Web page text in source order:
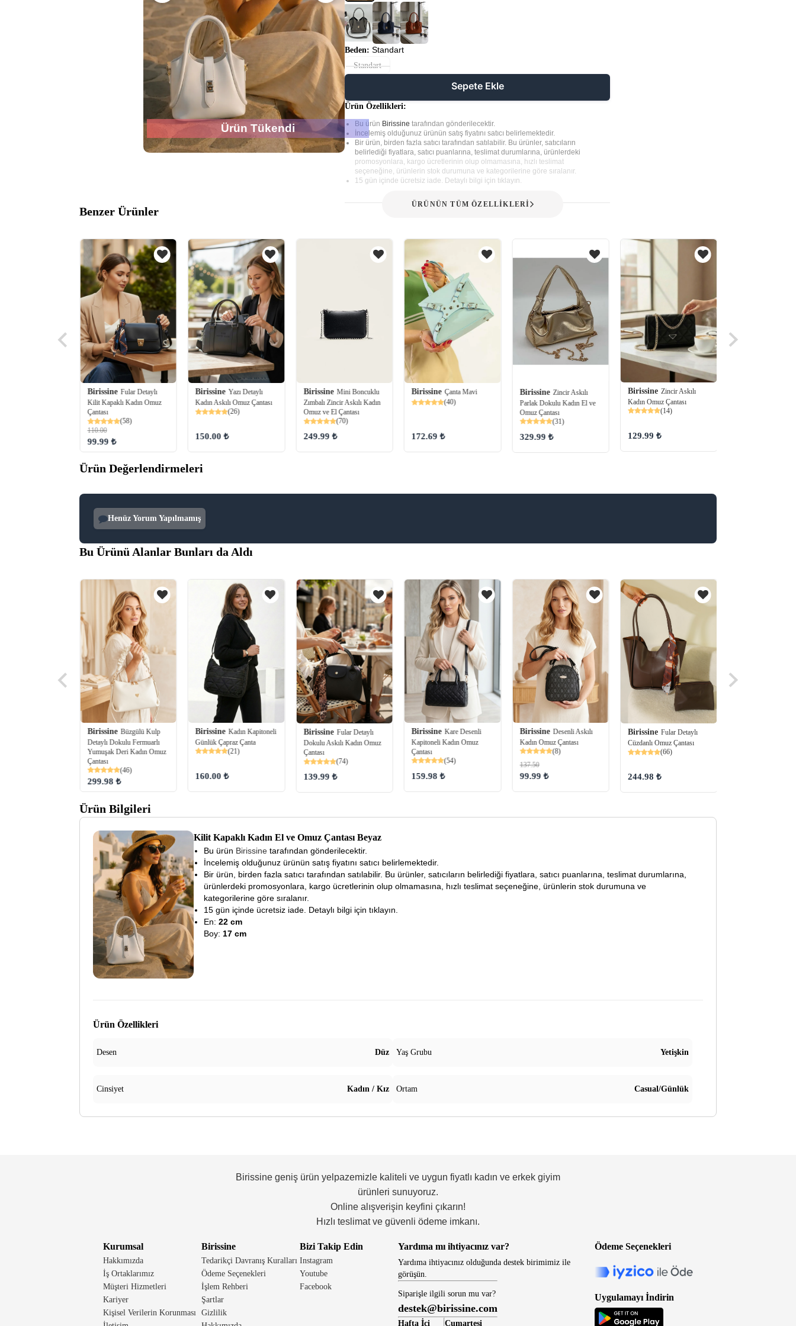
Ürün Tükendi
Beden: Standart
Standart
Sepete Ekle
Ürün Özellikleri:
Bu ürün Birissinetarafından gönderilecektir.
İncelemiş olduğunuz ürünün satış fiyatını satıcı belirlemektedir.
Bir ürün, birden fazla satıcı tarafından satılabilir. Bu ürünler, satıcıların
belirlediği fiyatlara, satıcı puanlarına, teslimat durumlarına, ürünlerdeki
promosyonlara, kargo ücretlerinin olup olmamasına, hızlı teslimat
seçeneğine, ürünlerin stok durumuna ve kategorilerine göre sıralanır.
15 gün içinde ücretsiz iade. Detaylı bilgi için tıklayın.
ÜRÜNÜN TÜM ÖZELLİKLERİ
Benzer Ürünler
Birissine Fular Detaylı
Kilit Kapaklı Kadın Omuz
Çantası
(58)
110.00
99.99 ₺
Birissine Yazı Detaylı
Kadın Askılı Omuz Çantası
(26)
150.00 ₺
Birissine Mini Boncuklu
Zımbalı Zincir Askılı Kadın
Omuz ve El Çantası
(70)
249.99 ₺
Birissine Çanta Mavi
(40)
172.69 ₺
Birissine Zincir Askılı
Parlak Dokulu Kadın El ve
Omuz Çantası
(31)
329.99 ₺
Birissine Zincir Askılı
Kadın Omuz Çantası
(14)
129.99 ₺
Ürün Değerlendirmeleri
Henüz Yorum Yapılmamış
Bu Ürünü Alanlar Bunları da Aldı
Birissine Büzgülü Kulp
Detaylı Dokulu Fermuarlı
Yumuşak Deri Kadın Omuz
Çantası
(46)
299.98 ₺
Birissine Kadın Kapitoneli
Günlük Çapraz Çanta
(21)
160.00 ₺
Birissine Fular Detaylı
Dokulu Askılı Kadın Omuz
Çantası
(74)
139.99 ₺
Birissine Kare Desenli
Kapitoneli Kadın Omuz
Çantası
(54)
159.98 ₺
Birissine Desenli Askılı
Kadın Omuz Çantası
(8)
137.50
99.99 ₺
Birissine Fular Detaylı
Cüzdanlı Omuz Çantası
(66)
244.98 ₺
Ürün Bilgileri
Kilit Kapaklı Kadın El ve Omuz Çantası Beyaz
Bu ürün Birissinetarafından gönderilecektir.
İncelemiş olduğunuz ürünün satış fiyatını satıcı belirlemektedir.
Bir ürün, birden fazla satıcı tarafından satılabilir. Bu ürünler, satıcıların belirlediği fiyatlara, satıcı puanlarına, teslimat durumlarına,
ürünlerdeki promosyonlara, kargo ücretlerinin olup olmamasına, hızlı teslimat seçeneğine, ürünlerin stok durumuna ve
kategorilerine göre sıralanır.
15 gün içinde ücretsiz iade. Detaylı bilgi için tıklayın.
En:22 cm
Boy: 17 cm
Ürün Özellikleri
Desen Düz Yaş Grubu Yetişkin
Cinsiyet Kadın / Kız Ortam Casual/Günlük
Birissine geniş ürün yelpazemizle kaliteli ve uygun fiyatlı kadın ve erkek giyim
ürünleri sunuyoruz.
Online alışverişin keyfini çıkarın!
Hızlı teslimat ve güvenli ödeme imkanı.
Kurumsal
Hakkımızda
İş Ortaklarımız
Müşteri Hizmetleri
Kariyer
Kişisel Verilerin Korunması
Birissine
Tedarikçi Davranış Kuralları
Ödeme Seçenekleri
İşlem Rehberi
Şartlar
Gizlilik
Bizi Takip Edin
Instagram
Youtube
Facebook
Yardıma mı ihtiyacınız var?
Yardıma ihtiyacınız olduğunda destek birimimiz ile
görüşün.
Siparişle ilgili sorun mu var?
destek@birissine.com
Hafta İçi Cumartesi
Ödeme Seçenekleri
Uygulamayı İndirin